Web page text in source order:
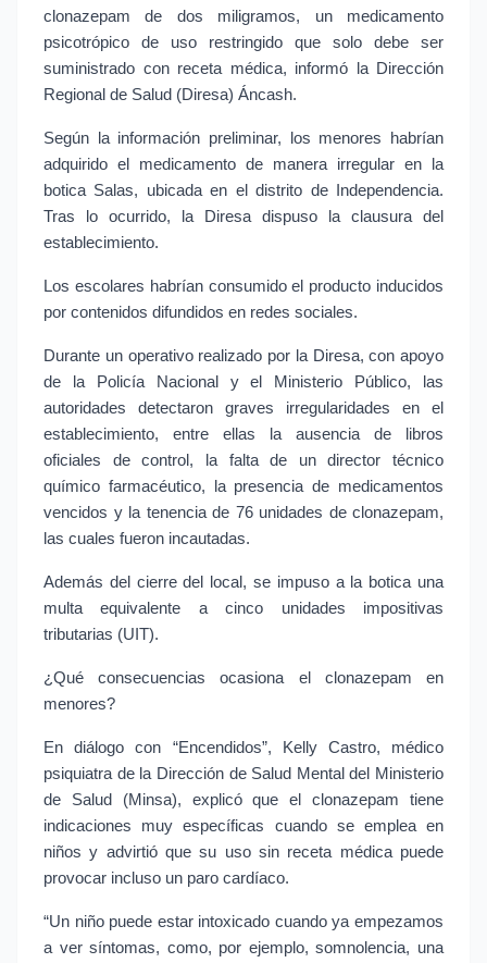
clonazepam de dos miligramos, un medicamento
psicotrópico de uso restringido que solo debe ser
suministrado con receta médica, informó la Dirección
Regional de Salud (Diresa) Áncash.
Según la información preliminar, los menores habrían
adquirido el medicamento de manera irregular en la
botica Salas, ubicada en el distrito de Independencia.
Tras lo ocurrido, la Diresa dispuso la clausura del
establecimiento.
Los escolares habrían consumido el producto inducidos
por contenidos difundidos en redes sociales.
Durante un operativo realizado por la Diresa, con apoyo
de la Policía Nacional y el Ministerio Público, las
autoridades detectaron graves irregularidades en el
establecimiento, entre ellas la ausencia de libros
oficiales de control, la falta de un director técnico
químico farmacéutico, la presencia de medicamentos
vencidos y la tenencia de 76 unidades de clonazepam,
las cuales fueron incautadas.
Además del cierre del local, se impuso a la botica una
multa equivalente a cinco unidades impositivas
tributarias (UIT).
¿Qué consecuencias ocasiona el clonazepam en
menores?
En diálogo con “Encendidos”, Kelly Castro, médico
psiquiatra de la Dirección de Salud Mental del Ministerio
de Salud (Minsa), explicó que el clonazepam tiene
indicaciones muy específicas cuando se emplea en
niños y advirtió que su uso sin receta médica puede
provocar incluso un paro cardíaco.
“Un niño puede estar intoxicado cuando ya empezamos
a ver síntomas, como, por ejemplo, somnolencia, una